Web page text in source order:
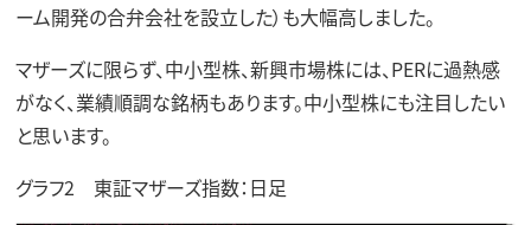
ーム開発の合弁会社を設立した）も大幅高しました。
マザーズに限らず、中小型株、新興市場株には、PERに過熱感
がなく、業績順調な銘柄もあります。中小型株にも注目したい
と思います。
グラフ2 東証マザーズ指数：日足